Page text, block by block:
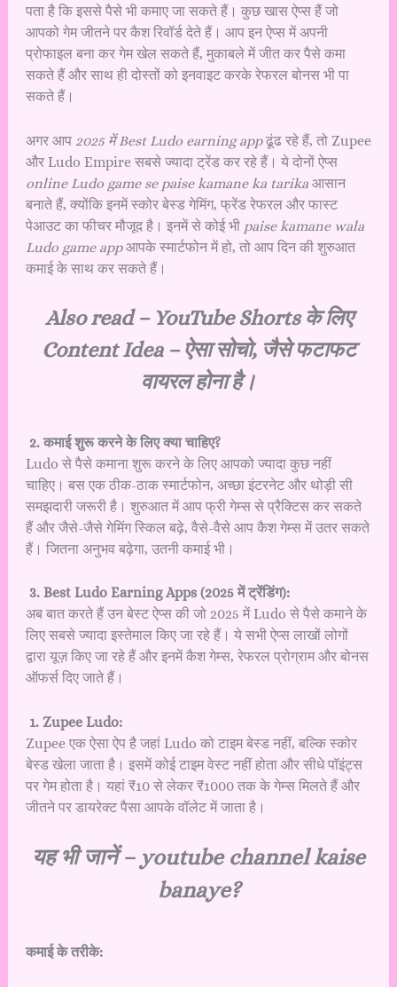
पता है कि इससे पैसे भी कमाए जा सकते हैं। कुछ खास ऐप्स हैं जो
आपको गेम जीतने पर कैश रिवॉर्ड देते हैं। आप इन ऐप्स में अपनी
प्रोफाइल बना कर गेम खेल सकते हैं, मुकाबले में जीत कर पैसे कमा
सकते हैं और साथ ही दोस्तों को इनवाइट करके रेफरल बोनस भी पा
सकते हैं।
अगर आप 2025 में Best Ludo earning appढूंढ रहे हैं, तो Zupee
और Ludo Empire सबसे ज्यादा ट्रेंड कर रहे हैं। ये दोनों ऐप्स
online Ludo game se paise kamane ka tarikaआसान
बनाते हैं, क्योंकि इनमें स्कोर बेस्ड गेमिंग, फ्रेंड रेफरल और फास्ट
पेआउट का फीचर मौजूद है। इनमें से कोई भी paise kamane wala
Ludo game appआपके स्मार्टफोन में हो, तो आप दिन की शुरुआत
कमाई के साथ कर सकते हैं।
Also read – YouTube Shorts के लिए
Content Idea – ऐसा सोचो, जैसे फटाफट
वायरल होना है।
2. कमाई शुरू करने के लिए क्या चाहिए?
Ludo से पैसे कमाना शुरू करने के लिए आपको ज्यादा कुछ नहीं
चाहिए। बस एक ठीक-ठाक स्मार्टफोन, अच्छा इंटरनेट और थोड़ी सी
समझदारी जरूरी है। शुरुआत में आप फ्री गेम्स से प्रैक्टिस कर सकते
हैं और जैसे-जैसे गेमिंग स्किल बढ़े, वैसे-वैसे आप कैश गेम्स में उतर सकते
हैं। जितना अनुभव बढ़ेगा, उतनी कमाई भी।
3. Best Ludo Earning Apps (2025 में ट्रेंडिंग):
अब बात करते हैं उन बेस्ट ऐप्स की जो 2025 में Ludo से पैसे कमाने के
लिए सबसे ज्यादा इस्तेमाल किए जा रहे हैं। ये सभी ऐप्स लाखों लोगों
द्वारा यूज़ किए जा रहे हैं और इनमें कैश गेम्स, रेफरल प्रोग्राम और बोनस
ऑफर्स दिए जाते हैं।
1. Zupee Ludo:
Zupee एक ऐसा ऐप है जहां Ludo को टाइम बेस्ड नहीं, बल्कि स्कोर
बेस्ड खेला जाता है। इसमें कोई टाइम वेस्ट नहीं होता और सीधे पॉइंट्स
पर गेम होता है। यहां ₹10 से लेकर ₹1000 तक के गेम्स मिलते हैं और
जीतने पर डायरेक्ट पैसा आपके वॉलेट में जाता है।
यह भी जानें –youtube channel kaise
banaye?
कमाई के तरीके: